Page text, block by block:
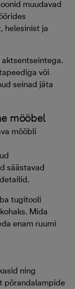
muudavad
helesinist ja
või
seinad jäta
mööbel
mööbli
säästavad
tugitooli
Mida
enam ruumi
ning
põrandalampide